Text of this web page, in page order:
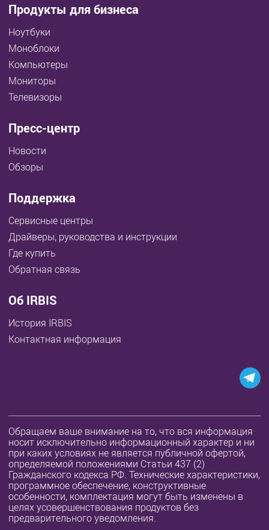
Продукты для бизнеса
Ноутбуки
Моноблоки
Компьютеры
Мониторы
Телевизоры
Пресс-центр
Новости
Обзоры
Поддержка
Сервисные центры
Драйверы, руководства и инструкции
Где купить
Обратная связь
Об IRBIS
История IRBIS
Контактная информация
Обращаем ваше внимание на то, что вся информация
носит исключительно информационный характер и ни
при каких условиях не является публичной офертой,
определяемой положениями Статьи 437 (2)
Гражданского кодекса РФ. Технические характеристики,
программное обеспечение, конструктивные
особенности, комплектация могут быть изменены в
целях усовершенствования продуктов без
предварительного уведомления.